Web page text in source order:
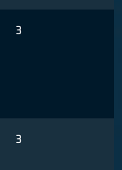
3
3